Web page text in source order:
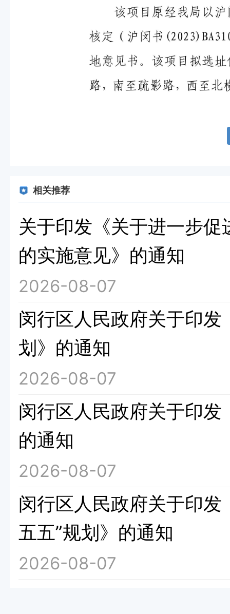
相关推荐
关于印发《关于进一步
的实施意见》的通知
2026-08-07
闵行区人民政府关于印发
划》的通知
2026-08-07
闵行区人民政府关于印发
的通知
2026-08-07
闵行区人民政府关于印发
五五”规划》的通知
2026-08-07